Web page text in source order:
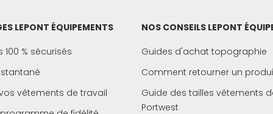
LEPONT ÉQUIPEMENTS
% sécurisés
vêtements de travail
NOS CONSEILS LEPONT
Guides d'achat topographie
Comment retourner un
Guide des tailles vêtements
Portwest